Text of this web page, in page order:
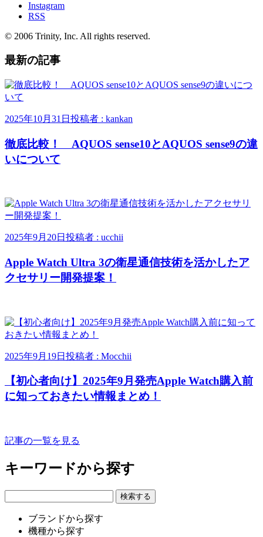
Instagram
RSS
© 2006 Trinity, Inc. All rights reserved.
最新の記事
2025年10月31日 投稿者 : kankan
徹底比較！ AQUOS sense10とAQUOS sense9の違
いについて
2025年9月20日 投稿者 : ucchii
Apple Watch Ultra 3の衛星通信技術を活かしたア
クセサリー開発提案！
2025年9月19日 投稿者 : Mocchii
【初心者向け】2025年9月発売Apple Watch購入前
に知っておきたい情報まとめ！
記事の一覧を見る
キーワードから探す
ブランドから探す
機種から探す